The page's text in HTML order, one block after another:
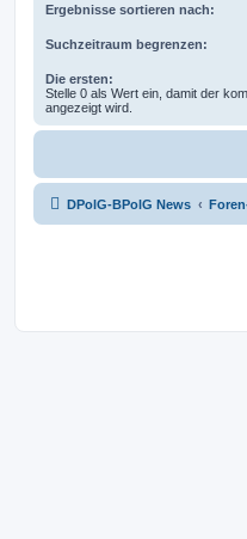
Ergebnisse sortieren nach:
Suchzeitraum begrenzen:
Die ersten:
Stelle 0 als Wert ein, damit der
angezeigt wird.
DPolG-BPolG News